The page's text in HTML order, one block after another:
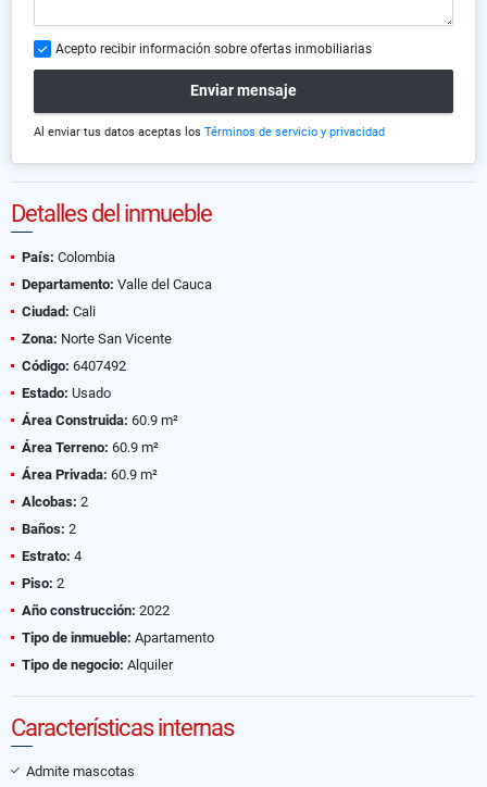
Acepto recibir información sobre ofertas inmobiliarias
Enviar mensaje
Al enviar tus datos aceptas los Términos de servicio y privacidad
Detalles del inmueble
País: Colombia
Departamento: Valle del Cauca
Ciudad: Cali
Zona: Norte San Vicente
Código: 6407492
Estado: Usado
Área Construida: 60.9 m²
Área Terreno: 60.9 m²
Área Privada: 60.9 m²
Alcobas: 2
Baños: 2
Estrato: 4
Piso: 2
Año construcción: 2022
Tipo de inmueble: Apartamento
Tipo de negocio: Alquiler
Características internas
Admite mascotas